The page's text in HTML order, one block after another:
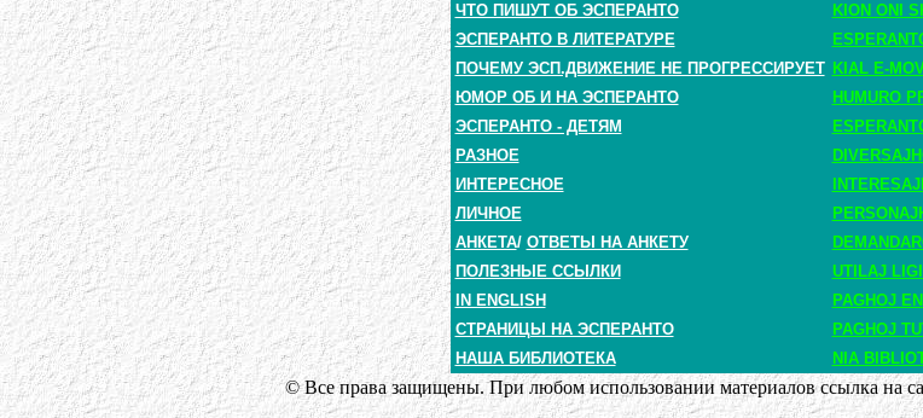
ЧТО ПИШУТ ОБ ЭСПЕРАНТО
KION ONI
ЭСПЕРАНТО В ЛИТЕРАТУРЕ
ПОЧЕМУ ЭСП.ДВИЖЕНИЕ НЕ ПРОГРЕССИРУЕТ KIAL E-
ЮМОР ОБ И НА ЭСПЕРАНТО
HUMURO
ЭСПЕРАНТО - ДЕТЯМ
РАЗНОЕ
ИНТЕРЕСНОЕ
ЛИЧНОЕ
АНКЕТА/ ОТВЕТЫ НА АНКЕТУ
ПОЛЕЗНЫЕ ССЫЛКИ
UTILAJ
IN ENGLISH
PAGHOJ
СТРАНИЦЫ НА ЭСПЕРАНТО
PAGHOJ
НАША БИБЛИОТЕКА
NIA
© Все права защищены. При любом использовании материалов ссылка на